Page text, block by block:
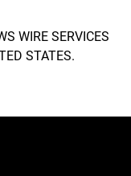
WIRE SERVICES
STATES.